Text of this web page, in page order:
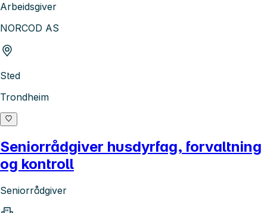
Arbeidsgiver
NORCOD AS
Sted
Trondheim
Seniorrådgiver husdyrfag, forvaltning
og kontroll
Seniorrådgiver